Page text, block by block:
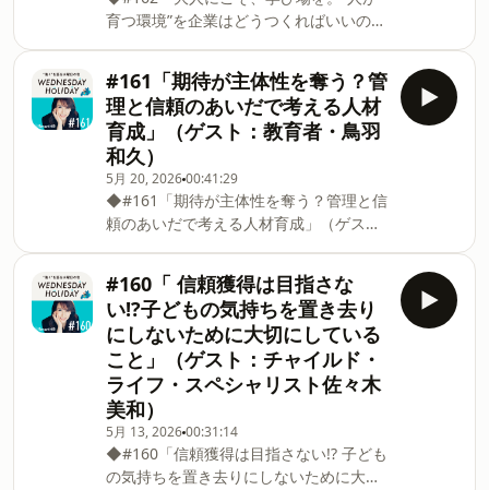
誰かに共有したくなる仕掛けをメニュー
や空間に織り込んでいくそうです。ノ
ーなど現場を知り尽くしたプロたち。彼
らがつくるメニューは、単においしいだ
けでなく、現場での再現性や収益性まで
徹底的に計算されています。そんな彼ら
が語るヒットの条件は、意外にもシンプ
ルです。まずは、ブレないコンセプト。
どれだけ魅力的なアイデアでも、お店の
軸に合わなければあえて採用しない。ま
たSNS時代においては、「誰かにひと言
で説明できる強み」を持つことも重要だ
と言います。そして何より、スタッフ一
人ひとりが当事者意識を持ち、お店を自
分
育つ環境”を企業はどうつくればいいの
#162のゲストは、前回に引き続き教育
者・作家の鳥羽和久さん。後編では「人
が育つ環境とは何か」をテーマに、組織
づくりやマネジメントについてさらに掘
り下げていきます。人が育つ環境とは、
一体どんな場所なのでしょうか。この問
いに対して、私たちはつい「どんな研修
を用意するか」「どう効率的に育てる
か」といった方法論から考えてしまいが
ちです。しかし鳥羽さんは、現代のマネ
ジメントが陥っている“効率化の行き過
ぎ”に警鐘を鳴らします。鳥羽さんはま
ず、「社会のため」「誰かのため」とい
う大義名分だけでは、人は長く働き続け
られないと語ります。また、会社を学び
の場にするためには、育てる側が変わり
続ける必要があるとも指摘。「大人こ
そ、勉強したほうがいい」という言葉に
は、人も企業も未完成な存在であり、常
#161「期待が主体性を奪う？管
理と信頼のあいだで考える人材
育成」（ゲスト：教育者・鳥羽
和久）
5月 20, 202600:41:29
◆#161「期待が主体性を奪う？管理と信
頼のあいだで考える人材育成」（ゲス
トは、教育者の鳥羽和久さん。今回は
「人が育つとは何か」をテーマに、教育
の現場から見える知見を手がかりに、企
業における人材育成や組織づくりを捉え
直しながら、会社が「学校を超える学び
の場」になる可能性について探っていき
ます。マネジメントにおいて、メンバー
の成長は多くの組織にとって大きな課題
のひとつ。しかし、よかれと思って行っ
ている期待や細やかなサポートが、かえ
#160「 信頼獲得は目指さな
い!?子どもの気持ちを置き去り
にしないために大切にしている
こと」（ゲスト：チャイルド・
ライフ・スペシャリスト佐々木
美和）
5月 13, 202600:31:14
◆#160「信頼獲得は目指さない!? 子ども
の気持ちを置き去りにしないために大切